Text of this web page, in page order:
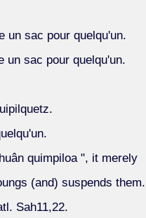
un sac pour quelqu'un.
un sac pour quelqu'un.
quimpiloa ", it merely
(and) suspends them.
Sah11,22.